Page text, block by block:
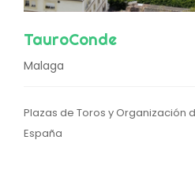
TauroConde
Malaga
Plazas de Toros y Organización
España